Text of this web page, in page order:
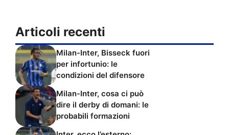
Articoli recenti
Milan-Inter, Bisseck fuori
per infortunio: le
condizioni del difensore
Milan-Inter, cosa ci può
dire il derby di domani: le
probabili formazioni